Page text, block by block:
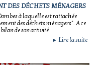
DES DÉCHETS MÉNAGERS
à laquelle est rattachée
des déchets ménagers". A ce
de son activité.
► Lire la suite